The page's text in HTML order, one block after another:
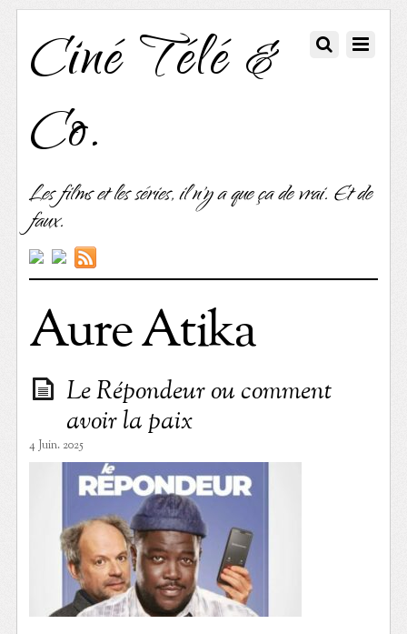
Ciné Télé &
Co.
Les films et les séries, il n'y a que ça de vrai. Et de
faux.
Aure Atika
Le Répondeur ou comment
avoir la paix
4 Juin. 2025